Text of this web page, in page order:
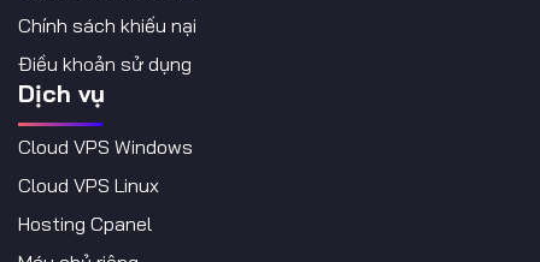
Chính sách khiếu nại
Điều khoản sử dụng
Dịch vụ
Cloud VPS Windows
Cloud VPS Linux
Hosting Cpanel